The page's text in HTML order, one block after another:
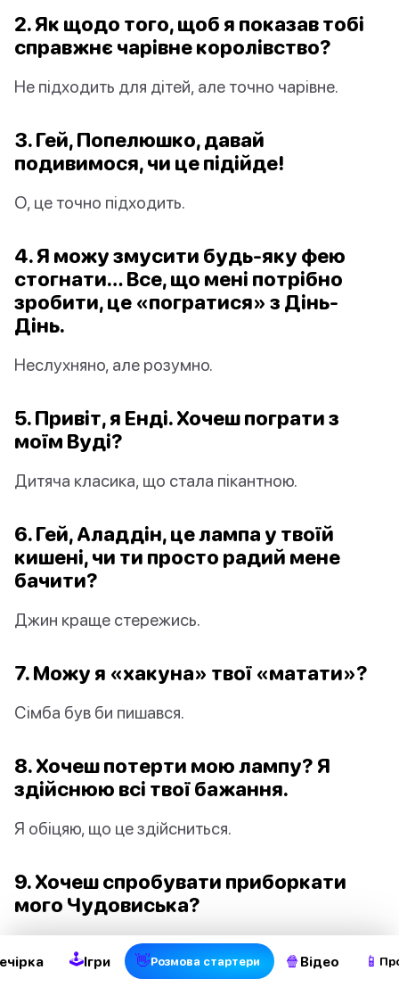
2. Як щодо того, щоб я показав тобі
справжнє чарівне королівство?
Не підходить для дітей, але точно чарівне.
3. Гей, Попелюшко, давай
подивимося, чи це підійде!
О, це точно підходить.
4. Я можу змусити будь-яку фею
стогнати… Все, що мені потрібно
зробити, це «погратися» з Дінь-
Дінь.
Неслухняно, але розумно.
5. Привіт, я Енді. Хочеш пограти з
моїм Вуді?
Дитяча класика, що стала пікантною.
6. Гей, Аладдін, це лампа у твоїй
кишені, чи ти просто радий мене
бачити?
Джин краще стережись.
7. Можу я «хакуна» твої «матати»?
Сімба був би пишався.
8. Хочеш потерти мою лампу? Я
здійснюю всі твої бажання.
Я обіцяю, що це здійсниться.
9. Хочеш спробувати приборкати
мого Чудовиська?
Белль точно це зробила.
🕹Ігри 👋Pозмова стартери 🍿 Відео 📱